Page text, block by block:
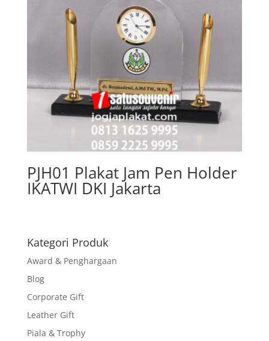
PJH01 Plakat Jam Pen Holder
IKATWI DKI Jakarta
Kategori Produk
Award & Penghargaan
Blog
Corporate Gift
Leather Gift
Piala & Trophy